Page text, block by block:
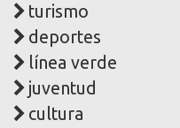
turismo
deportes
línea verde
juventud
cultura